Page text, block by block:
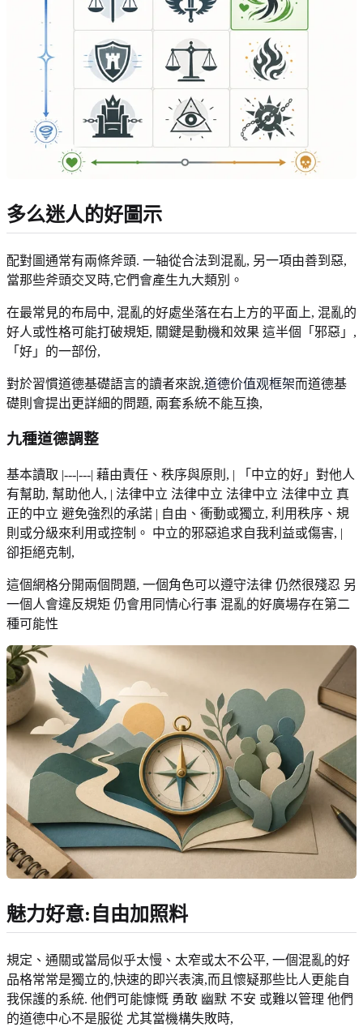
多么迷人的好圖示
配對圖通常有兩條斧頭. 一轴從合法到混亂, 另一項由善到惡,
當那些斧頭交叉時,它們會產生九大類別。
在最常見的布局中, 混亂的好處坐落在右上方的平面上, 混亂的
好人或性格可能打破規矩, 關鍵是動機和效果 這半個「邪惡」,
「好」的一部份,
對於習慣道德基礎語言的讀者來說,道德价值观框架而道德基
礎則會提出更詳細的問題, 兩套系統不能互換,
九種道德調整
基本讀取 |---|---| 藉由責任、秩序與原則, | 「中立的好」對他人
有幫助, 幫助他人, | 法律中立 法律中立 法律中立 法律中立 真
正的中立 避免強烈的承諾 | 自由、衝動或獨立, 利用秩序、規
則或分級來利用或控制。 中立的邪惡追求自我利益或傷害, |
卻拒絕克制,
這個網格分開兩個問題, 一個角色可以遵守法律 仍然很殘忍 另
一個人會違反規矩 仍會用同情心行事 混亂的好廣場存在第二
種可能性
魅力好意:自由加照料
規定、通關或當局似乎太慢、太窄或太不公平, 一個混亂的好
品格常常是獨立的,快速的即兴表演,而且懷疑那些比人更能自
我保護的系統. 他們可能慷慨 勇敢 幽默 不安 或難以管理 他們
的道德中心不是服從 尤其當機構失敗時,